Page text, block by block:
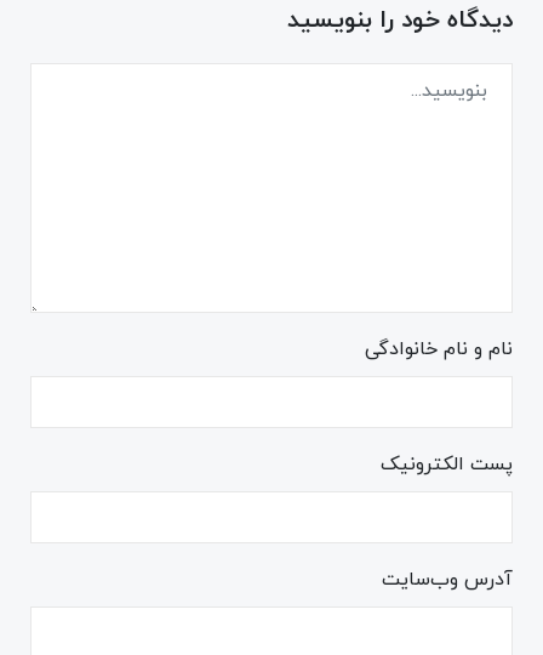
دیدگاه خود را بنویسید
نام و نام خانوادگی
پست الکترونیک
آدرس وب‌سایت